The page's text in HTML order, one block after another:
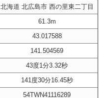
北海道 北広島市 西の里東二丁目
61.3m
43.017588
141.504569
43度1分3.32秒
141度30分16.45秒
54TWN41116289